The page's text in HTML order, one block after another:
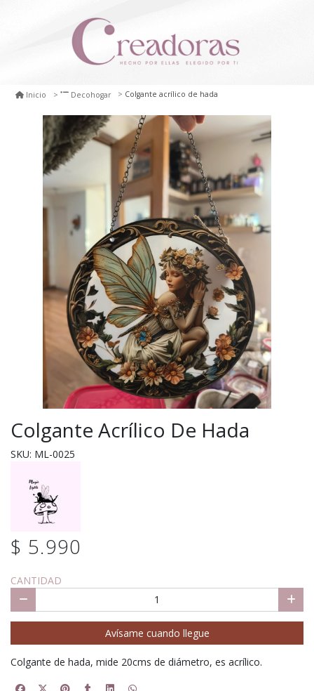
Inicio Decohogar Colgante acrílico de hada
Colgante Acrílico De Hada
SKU: ML-0025
$ 5.990
CANTIDAD
Avísame cuando llegue
Colgante de hada, mide 20cms de diámetro, es acrílico.